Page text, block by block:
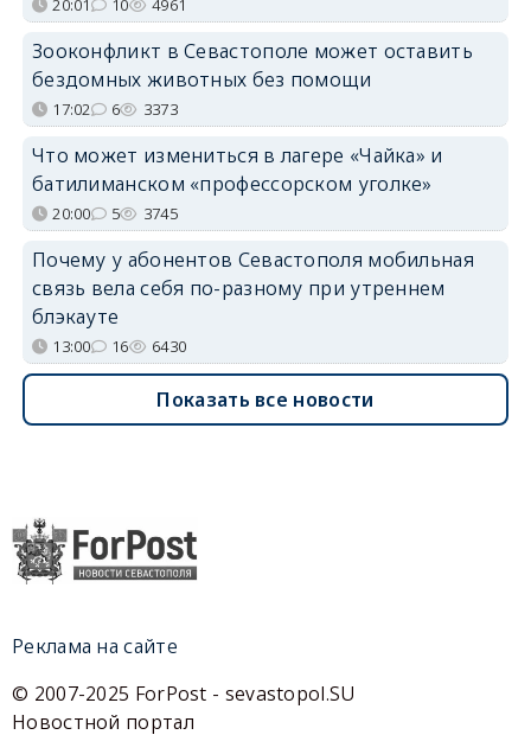
Зооконфликт в Севастополе может оставить
бездомных животных без помощи
17:02 6 3373
Что может измениться в лагере «Чайка» и
батилиманском «профессорском уголке»
20:00 5 3745
Почему у абонентов Севастополя мобильная
связь вела себя по-разному при утреннем
блэкауте
13:00 16 6430
Показать все новости
Реклама на сайте
© 2007-2025 ForPost - sevastopol.SU
Новостной портал